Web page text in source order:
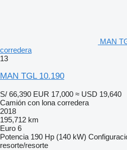
MAN
corredera
13
MAN TGL 10.190
S/ 66,390 EUR 17,000 ≈ USD 19,640
Camión con lona corredera
2018
195,712 km
Euro 6
Potencia 190 Hp (140 kW)
resorte/resorte